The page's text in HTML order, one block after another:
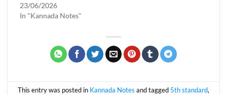
23/06/2026
In "Kannada Notes"
This entry was posted in Kannada Notes and tagged 5th standard,